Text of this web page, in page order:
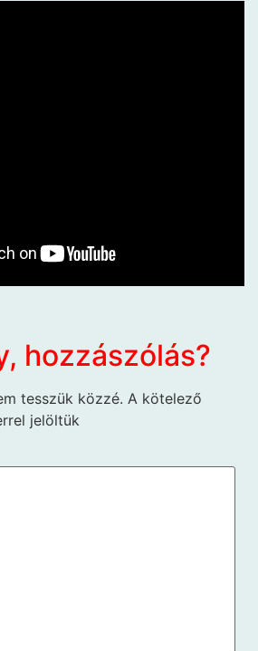
hozzászólás?
tesszük közzé. A kötelező
jelöltük